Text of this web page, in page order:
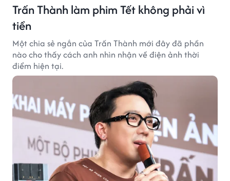
Trấn Thành làm phim Tết không phải vì
tiền
Một chia sẻ ngắn của Trấn Thành mới đây đã phần
nào cho thấy cách anh nhìn nhận về điện ảnh thời
điểm hiện tại.